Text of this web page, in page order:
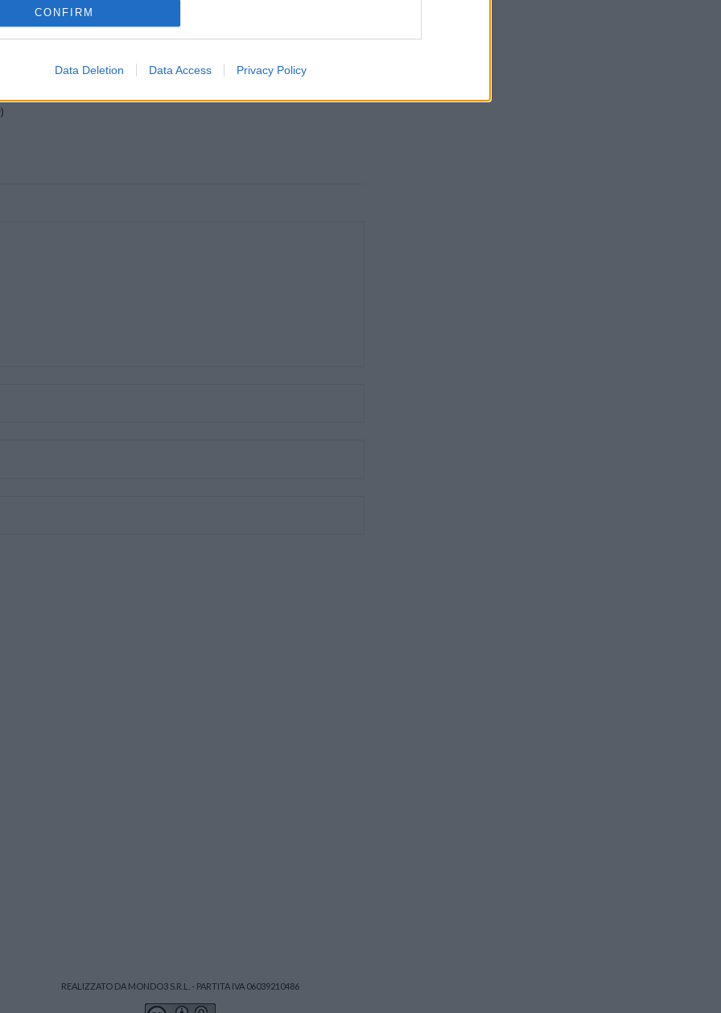
CONFIRM
Data Deletion Data Access Privacy Policy
Inserisci nome ed indirizzo E-Mail:
)
REALIZZATO DA MONDO3 S.R.L. - PARTITA IVA 06039210486